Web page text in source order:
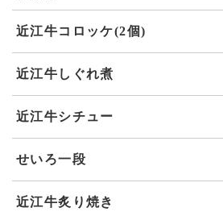
近江牛コロッケ(2個)
近江牛しぐれ煮
近江牛シチュー
せいろ一段
近江牛炙り焼き